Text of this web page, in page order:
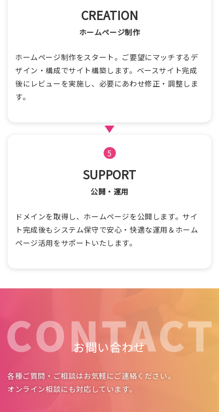
CREATION
ホームページ制作
ホームページ制作をスタート。ご要望にマッチするデ
ザイン・構成でサイト構築します。ベースサイト完成
後にレビューを実施し、必要にあわせ修正・調整しま
す。
5
SUPPORT
公開・運用
ドメインを取得し、ホームページを公開します。サイ
ト完成後もシステム保守で安心・快適な運用＆ホーム
ページ活用をサポートいたします。
お問い合わせ
各種ご質問・ご相談はお気軽にご連絡ください。
オンライン相談にも対応しています。